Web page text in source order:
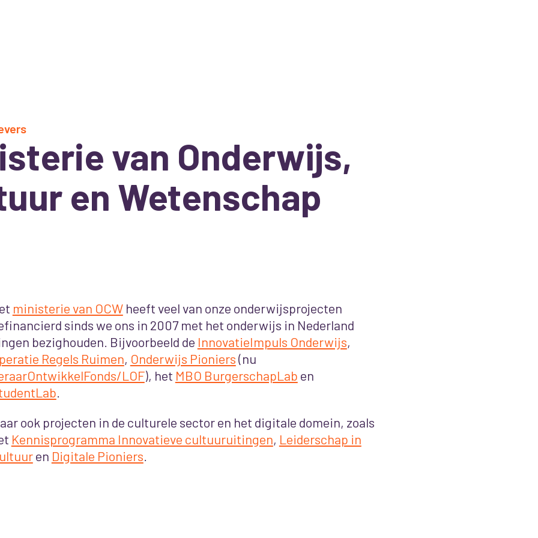
van Onderwijs,
en Wetenschap
ministerie van OCWheeft veel van onze onderwijsprojecten
sinds we ons in 2007 met het onderwijs in Nederland
bezighouden. Bijvoorbeeld de InnovatieImpuls Onderwijs,
Regels Ruimen, Onderwijs Pioniers(nu
LOF), het MBO BurgerschapLab en
ook projecten in de culturele sector en het digitale domein, zoals
Kennisprogramma Innovatieve cultuuruitingen, Leiderschap in
en Digitale Pioniers